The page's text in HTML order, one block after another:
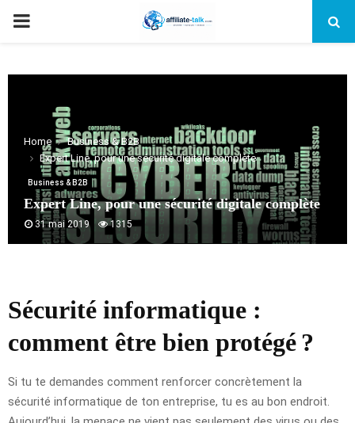
PRIMARY
Home
Business & B2B
Expert Line, pour une sécurité digitale complète
Business & B2B
Expert Line, pour une sécurité digitale complète
31 mai 2019 1315
Sécurité informatique :
comment être bien protégé ?
Si tu te demandes comment renforcer concrètement la
sécurité informatique de ton entreprise, tu es au bon endroit.